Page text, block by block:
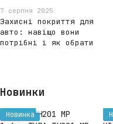
7 серпня 2025
Захисні покриття для
авто: навіщо вони
потрібні і як обрати
Новинки
Новинка